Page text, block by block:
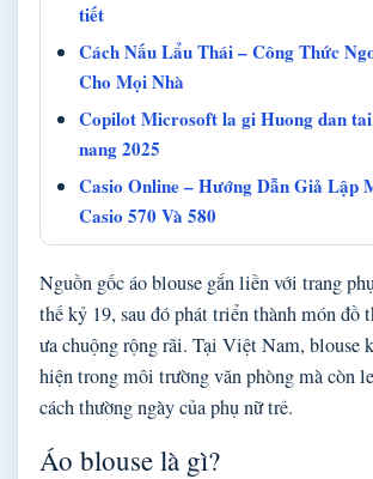
tiết
Cách Nấu Lẩu Thái – Công Thức
Cho Mọi Nhà
Copilot Microsoft la gi Huong dan
nang 2025
Casio Online – Hướng Dẫn Giả Lập
Casio 570 Và 580
Nguồn gốc áo blouse gắn liền với trang
thế kỷ 19, sau đó phát triển thành món đồ
ưa chuộng rộng rãi. Tại Việt Nam, blouse
hiện trong môi trường văn phòng mà còn
cách thường ngày của phụ nữ trẻ.
Áo blouse là gì?